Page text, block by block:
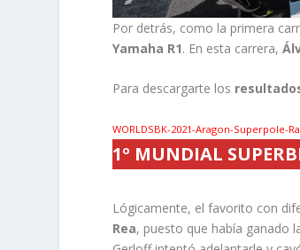
Por detrás, como la primera
Yamaha R1. En esta carrera,
Para descargarte los
WORLDSBK-2021-Aragon-Superpole-
1º MUNDIAL
Lógicamente, el favorito con
Rea, puesto que había ganado